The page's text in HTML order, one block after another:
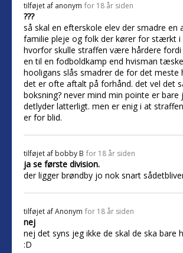
tilføjet af anonym for 18 år siden
???
så skal en efterskole elev der smadre en
familie pleje og folk der kører for stærkt i
hvorfor skulle straffen være hårdere
en til en fodboldkamp end hvisman
hooligans slås smadrer de for det meste
det er ofte aftalt på forhånd. det vel det
boksning? never mind min pointe er bare
detlyder latterligt. men er enig i at
er for blid.
tilføjet af bobby B for 18 år siden
ja se første division.
der ligger brøndby jo nok snart
tilføjet afAnonym for 18 år siden
nej
nej det syns jeg ikke de skal de ska bare
:D